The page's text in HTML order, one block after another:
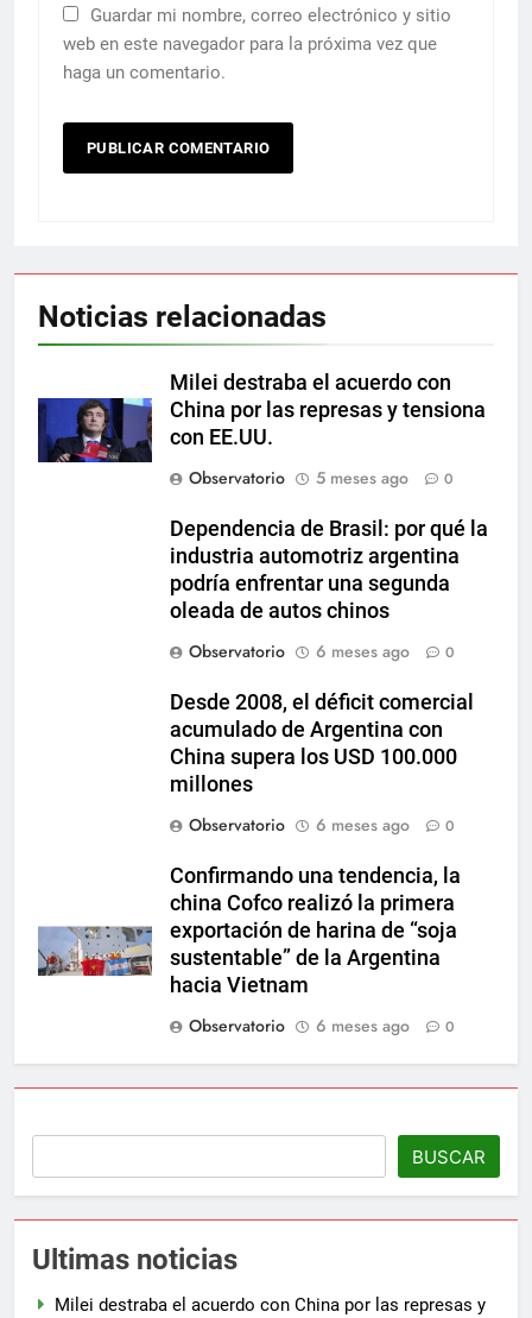
Guardar mi nombre, correo electrónico y sitio
web en este navegador para la próxima vez que
haga un comentario.
Noticias relacionadas
Milei destraba el acuerdo con
China por las represas y tensiona
con EE.UU.
Observatorio
5 meses ago 0
Dependencia de Brasil: por qué la
industria automotriz argentina
podría enfrentar una segunda
oleada de autos chinos
Observatorio
6 meses ago 0
Desde 2008, el déficit comercial
acumulado de Argentina con
China supera los USD 100.000
millones
Observatorio
6 meses ago 0
Confirmando una tendencia, la
china Cofco realizó la primera
exportación de harina de “soja
sustentable” de la Argentina
hacia Vietnam
Observatorio
6 meses ago 0
BUSCAR
Ultimas noticias
Milei destraba el acuerdo con China por las represas y